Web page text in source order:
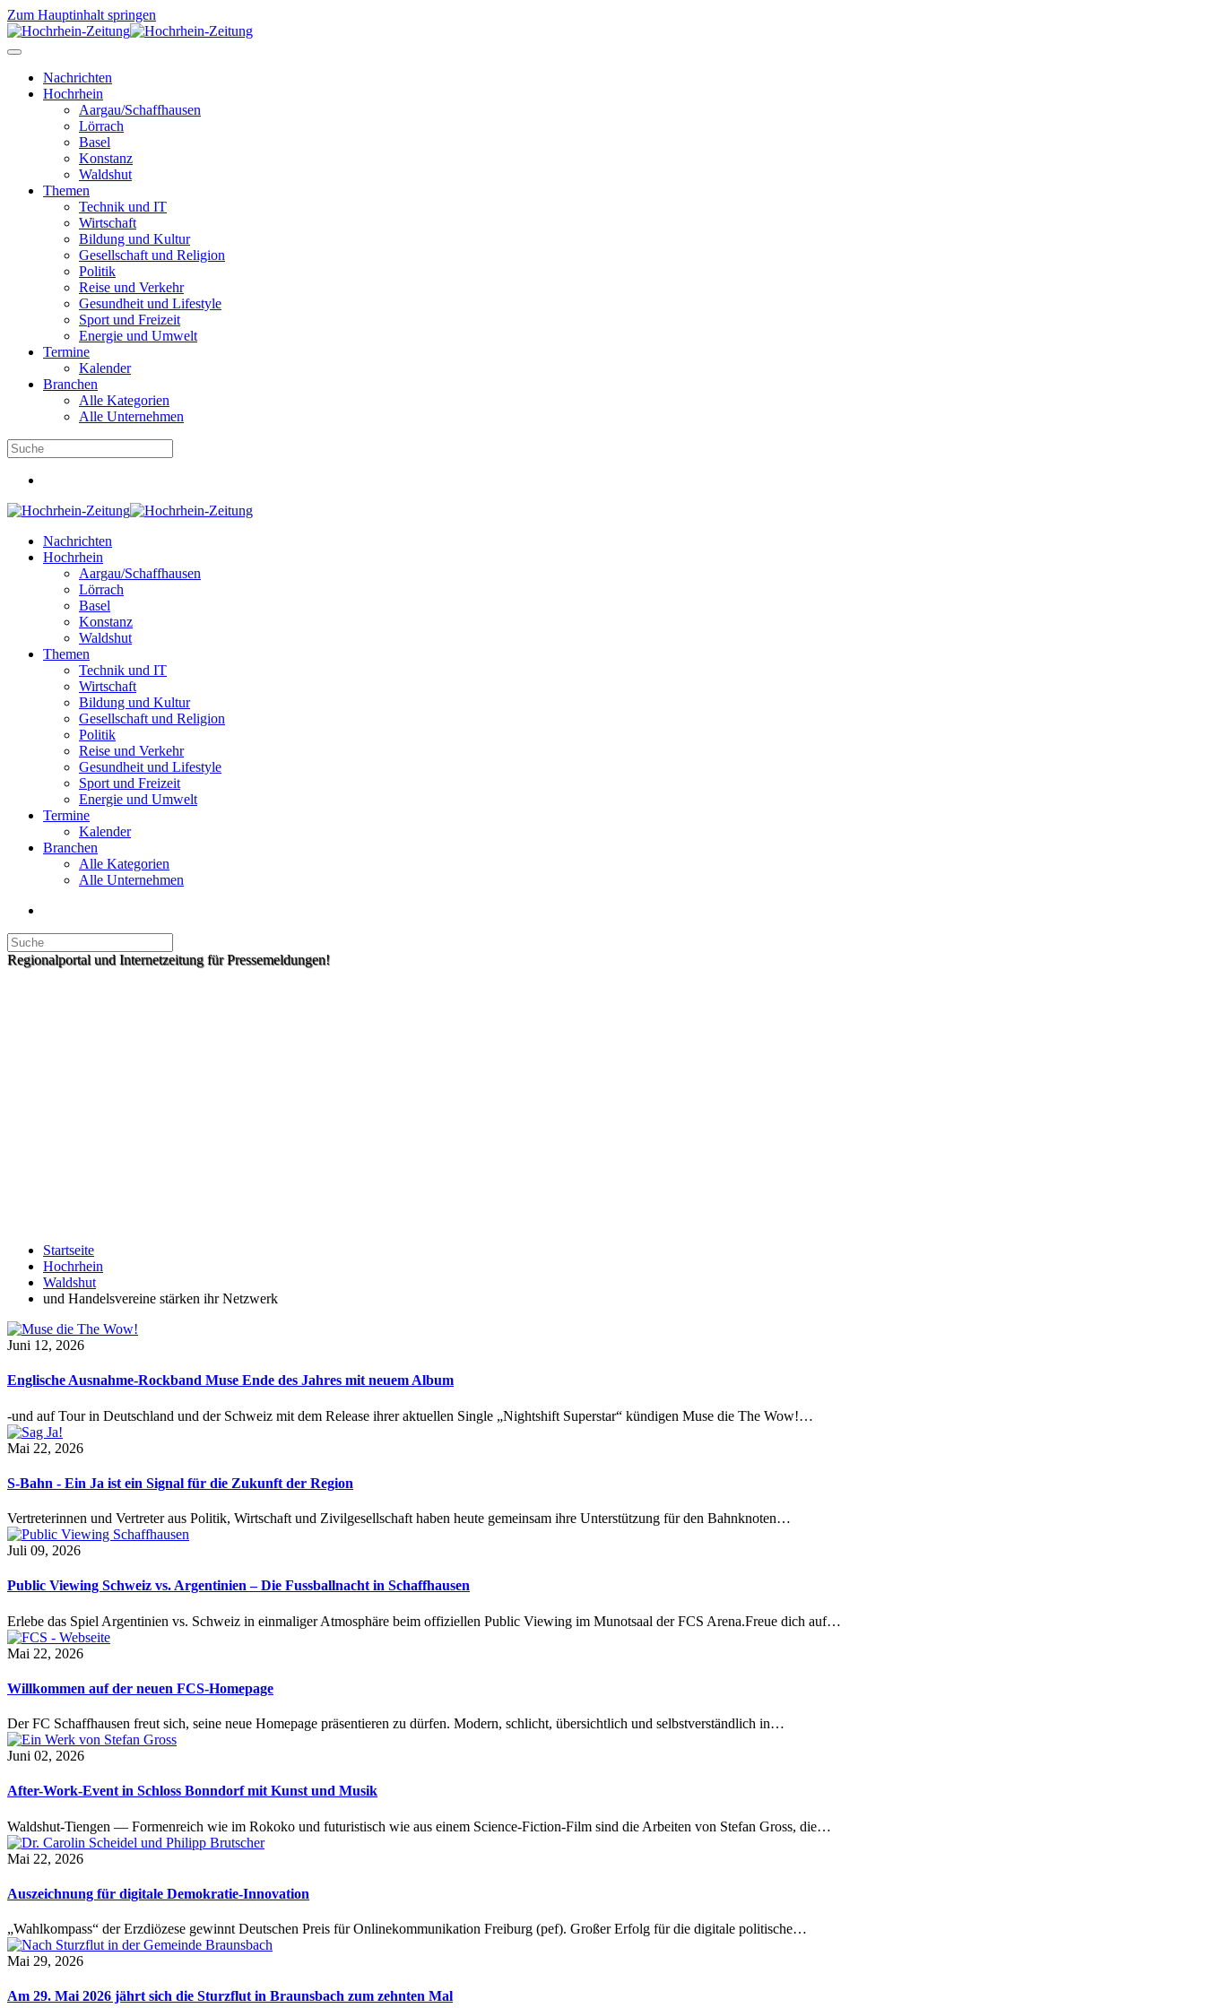
Zum Hauptinhalt springen
Nachrichten
Hochrhein
Aargau/Schaffhausen
Lörrach
Basel
Konstanz
Waldshut
Themen
Technik und IT
Wirtschaft
Bildung und Kultur
Gesellschaft und Religion
Politik
Reise und Verkehr
Gesundheit und Lifestyle
Sport und Freizeit
Energie und Umwelt
Termine
Kalender
Branchen
Alle Kategorien
Alle Unternehmen
Nachrichten
Hochrhein
Aargau/Schaffhausen
Lörrach
Basel
Konstanz
Waldshut
Themen
Technik und IT
Wirtschaft
Bildung und Kultur
Gesellschaft und Religion
Politik
Reise und Verkehr
Gesundheit und Lifestyle
Sport und Freizeit
Energie und Umwelt
Termine
Kalender
Branchen
Alle Kategorien
Alle Unternehmen
Regionalportal und Internetzeitung für Pressemeldungen!
Startseite
Hochrhein
Waldshut
und Handelsvereine stärken ihr Netzwerk
Juni 12, 2026
Englische Ausnahme-Rockband Muse Ende des Jahres mit neuem Album
-und auf Tour in Deutschland und der Schweiz mit dem Release ihrer aktuellen Single „Nightshift Superstar“ kündigen Muse die The Wow!…
Mai 22, 2026
S-Bahn - Ein Ja ist ein Signal für die Zukunft der Region
Vertreterinnen und Vertreter aus Politik, Wirtschaft und Zivilgesellschaft haben heute gemeinsam ihre Unterstützung für den Bahnknoten…
Juli 09, 2026
Public Viewing Schweiz vs. Argentinien – Die Fussballnacht in Schaffhausen
Erlebe das Spiel Argentinien vs. Schweiz in einmaliger Atmosphäre beim offiziellen Public Viewing im Munotsaal der FCS Arena.Freue dich auf…
Mai 22, 2026
Willkommen auf der neuen FCS-Homepage
Der FC Schaffhausen freut sich, seine neue Homepage präsentieren zu dürfen. Modern, schlicht, übersichtlich und selbstverständlich in…
Juni 02, 2026
After-Work-Event in Schloss Bonndorf mit Kunst und Musik
Waldshut-Tiengen — Formenreich wie im Rokoko und futuristisch wie aus einem Science-Fiction-Film sind die Arbeiten von Stefan Gross, die…
Mai 22, 2026
Auszeichnung für digitale Demokratie-Innovation
„Wahlkompass“ der Erzdiözese gewinnt Deutschen Preis für Onlinekommunikation Freiburg (pef). Großer Erfolg für die digitale politische…
Mai 29, 2026
Am 29. Mai 2026 jährt sich die Sturzflut in Braunsbach zum zehnten Mal